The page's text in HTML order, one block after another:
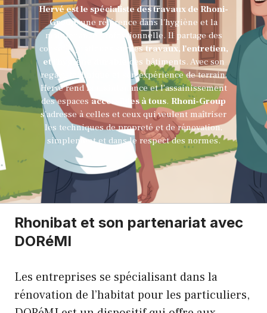
Hervé est le spécialiste des travaux de Rhoni-
Group, une référence dans l'hygiène et la
maintenance professionnelle. Il partage des
conseils pratiques sur lestravaux, l'entretien,
et l'hygiène durable
des bâtiments. Avec son
regard technique et son expérience de terrain,
Hervé rend la maintenance et l'assainissement
des espacesaccessibles à tous. Rhoni-Group
s’adresse à celles et ceux qui veulent maîtriser
les techniques de propreté et de rénovation,
simplement et dans le respect des normes.
Rhonibat et son partenariat avec
DORéMI
Les entreprises se spécialisant dans la
rénovation de l’habitat pour les particuliers,